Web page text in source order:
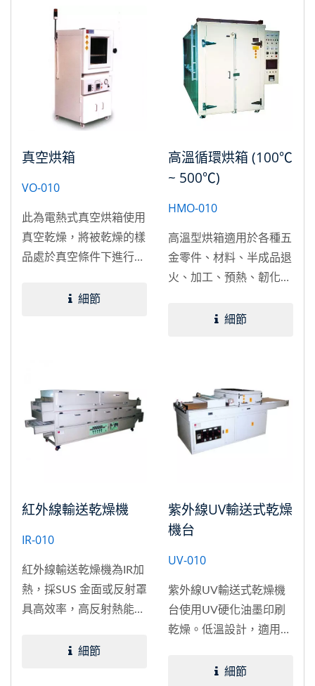
真空烘箱
VO-010
此為電熱式真空烘箱使用
真空乾燥，將被乾燥的樣
品處於真空條件下進行的
進行抽氣抽濕，使工作室
率。
細節
高溫循環烘箱 (100℃
~ 500℃)
HMO-010
高溫型烘箱適用於各種五
金零件、材料、半成品退
火、加工、預熱、韌化、
細節
紅外線輸送乾燥機
IR-010
紅外線輸送乾燥機為IR加
熱，採SUS 金面或反射罩
具高效率，高反射熱能傳
果，適用產品脫水／乾燥
細節
紫外線UV輸送式乾燥
機台
UV-010
紫外線UV輸送式乾燥機
台使用UV硬化油墨印刷
乾燥。低溫設計，適用於
PVC貼紙類、印刷電路板
細節